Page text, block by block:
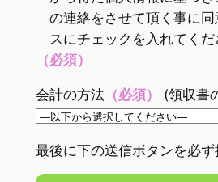
の連絡をさせて頂く事に
スにチェックを入れてくだ
（必須）
会計の方法（必須） (領収書
最後に下の送信ボタンを必ず